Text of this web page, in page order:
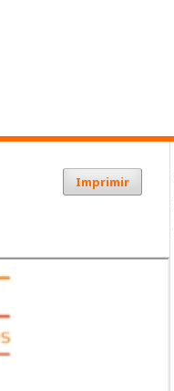
Imprimir